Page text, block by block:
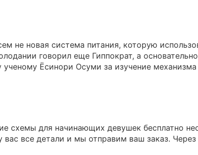
не новая система питания, которую
говорил еще Гиппократ, а
Ёсинори Осуми за изучение
схемы для начинающих девушек бесплатно
все детали и мы отправим ваш заказ.